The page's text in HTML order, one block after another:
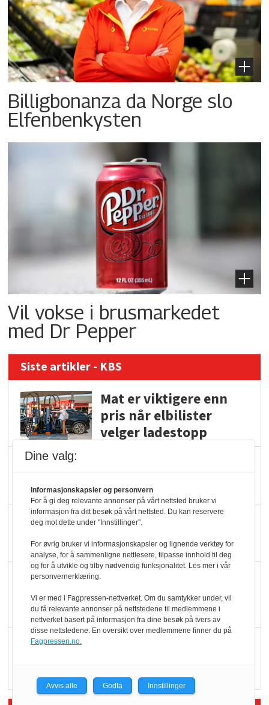
Billigbonanza da Norge slo
Elfenbenkysten
Vil vokse i brusmarkedet
med Dr Pepper
Siste artikler - KBS
Mat er viktigere enn
pris når elbilister
velger ladestopp
Potetball, kylling og 98
oktan
KBS-bransjen i
endring: Stadig større
serveringstilbud
Dine valg:
Informasjonskapsler og personvern
For å gi deg relevante annonser på vårt nettsted bruker vi
informasjon fra ditt besøk på vårt nettsted. Du kan reservere
deg mot dette under "Innstillinger".
For øvrig bruker vi informasjonskapsler og lignende verktøy for
analyse, for å sammenligne nettlesere, tilpasse innhold til deg
og for å utvikle og tilby nødvendig funksjonalitet. Les mer i vår
personvernerklæring.
Vi er med i Fagpressen-nettverket. Om du samtykker under, vil
du få relevante annonser på nettstedene til medlemmene i
nettverket basert på informasjon fra dine besøk på tvers av
disse nettstedene. En oversikt over medlemmene finner du på
Fagpressen.no.
Avvis alle Godta Innstillinger